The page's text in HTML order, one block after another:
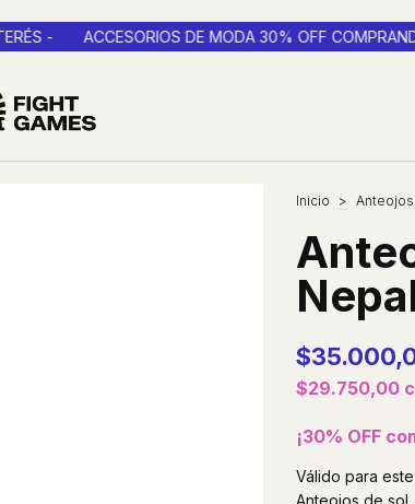
ACCESORIOS DE MODA 30% OFF COMPRANDO 2 O
Inicio >
$29.750,00
¡30% OFF
Válido para
Anteojos de sol